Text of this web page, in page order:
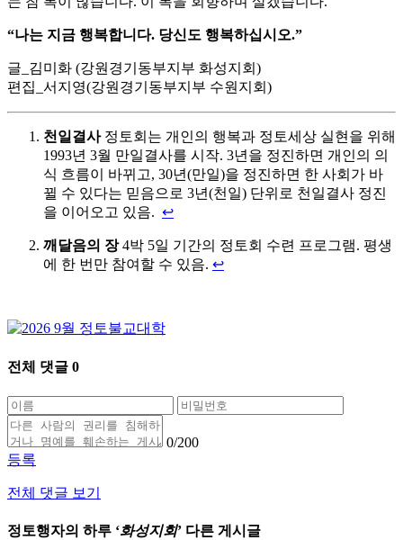
“나는 지금 행복합니다. 당신도 행복하십시오.”
글_김미화 (강원경기동부지부 화성지회)
편집_서지영(강원경기동부지부 수원지회)
천일결사정토회는 개인의 행복과 정토세상 실현을 위해
1993년 3월 만일결사를 시작. 3년을 정진하면 개인의 의
식 흐름이 바뀌고, 30년(만일)을 정진하면 한 사회가 바
뀔 수 있다는 믿음으로 3년(천일) 단위로 천일결사 정진
을 이어오고 있음. ↩
깨달음의 장4박 5일 기간의 정토회 수련 프로그램. 평생
에 한 번만 참여할 수 있음. ↩
전체 댓글 0
0/200
등록
전체 댓글 보기
정토행자의 하루 ‘화성지회’ 다른 게시글